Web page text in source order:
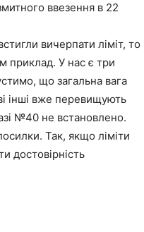
ввезення в 22
вичерпати ліміт, то
приклад. У нас є три
що загальна вага
інші вже перевищують
№40 не встановлено.
Так, якщо ліміти
достовірність